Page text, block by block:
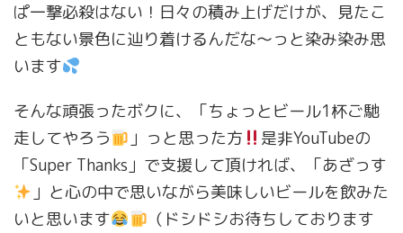
ぱ一撃必殺はない！日々の積み上げだけが、見たこ
ともない景色に辿り着けるんだな〜っと染み染み思
います
そんな頑張ったボクに、「ちょっとビール1杯ご馳
走してやろう
」っと思った方
是非YouTubeの
「Super Thanks」で支援して頂ければ、「あざっす
」と心の中で思いながら美味しいビールを飲みた
いと思います
（ドシドシお待ちしております